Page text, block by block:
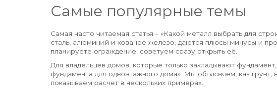
Самые популярные темы
Самая часто читаемая статья – «Какой металл выбрать для
сталь, алюминий и кованое железо, даются плюсы‑минусы и
планируете ограждение, советуем сразу открыть её.
Для владельцев домов, которые только закладывают
фундамента для одноэтажного дома». Мы объясняем, как грунт,
показываем расчёт в нескольких примерах.